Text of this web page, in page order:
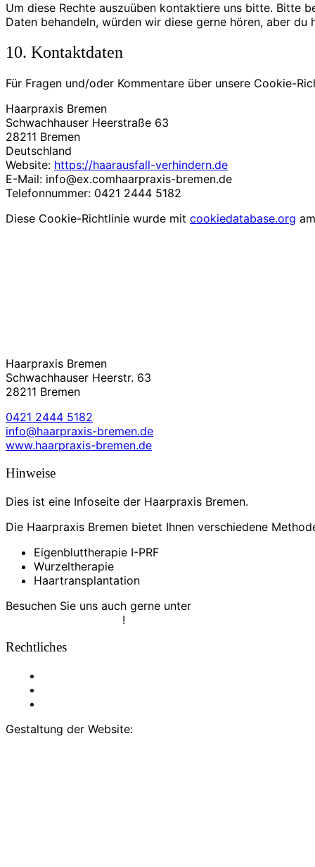
Um diese Rechte auszuüben kontaktiere uns bitte. Bitte
Daten behandeln, würden wir diese gerne hören, aber
10. Kontaktdaten
Für Fragen und/oder Kommentare über unsere Cookie-
Haarpraxis Bremen
Schwachhauser Heerstraße 63
28211 Bremen
Deutschland
Website: https://haarausfall-verhindern.de
E-Mail: info@ex.comhaarpraxis-bremen.de
Telefonnummer: 0421 2444 5182
Diese Cookie-Richtlinie wurde mit cookiedatabase.org
Haarpraxis Bremen
Schwachhauser Heerstr. 63
28211 Bremen
0421 2444 5182
info@haarpraxis-bremen.de
www.haarpraxis-bremen.de
Hinweise
Dies ist eine Infoseite der Haarpraxis Bremen.
Die Haarpraxis Bremen bietet Ihnen verschiedene
Eigenbluttherapie I-PRF
Wurzeltherapie
Haartransplantation
Besuchen Sie uns auch gerne unter
!
Rechtliches
Gestaltung der Website: